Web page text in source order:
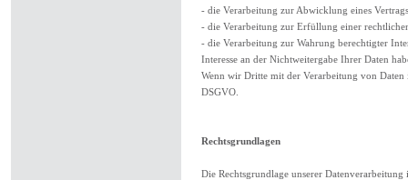
- die Verarbeitung zur Abwicklung eines
- die Verarbeitung zur Erfüllung einer
- die Verarbeitung zur Wahrung berechtigter
Interesse an der Nichtweitergabe Ihrer Daten
Wenn wir Dritte mit der Verarbeitung von Daten
DSGVO.
Rechtsgrundlagen
Die Rechtsgrundlage unserer